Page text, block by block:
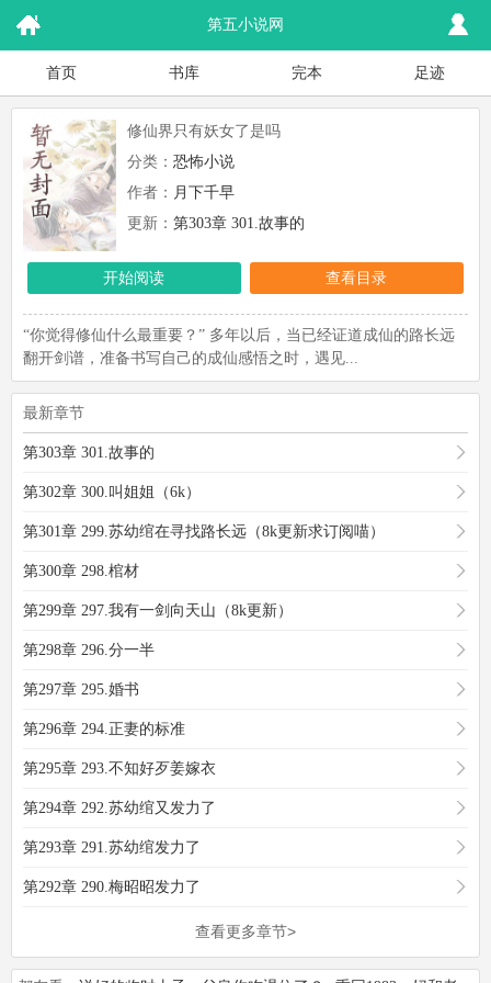
第五小说网
首页 书库 完本 足迹
修仙界只有妖女了是吗
分类：恐怖小说
作者： 月下千早
更新：第303章 301.故事的
开始阅读 查看目录
“你觉得修仙什么最重要？” 多年以后，当已经证道成仙的路长远
翻开剑谱，准备书写自己的成仙感悟之时，遇见...
最新章节
第303章 301.故事的
第302章 300.叫姐姐（6k）
第301章 299.苏幼绾在寻找路长远（8k更新求订阅喵）
第300章 298.棺材
第299章 297.我有一剑向天山（8k更新）
第298章 296.分一半
第297章 295.婚书
第296章 294.正妻的标准
第295章 293.不知好歹姜嫁衣
第294章 292.苏幼绾又发力了
第293章 291.苏幼绾发力了
第292章 290.梅昭昭发力了
查看更多章节>